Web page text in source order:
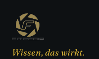
Wissen, das wirkt.